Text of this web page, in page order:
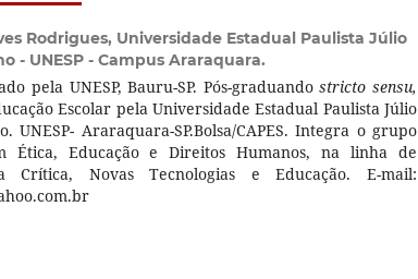
Rodrigues, Universidade Estadual Paulista Júlio
- UNESP - Campus Araraquara.
pela UNESP, Bauru-SP. Pós-graduandostricto sensu,
Escolar pela Universidade Estadual Paulista Júlio
UNESP- Araraquara-SP.Bolsa/CAPES. Integra o grupo
Ética, Educação e Direitos Humanos, na linha de
Crítica, Novas Tecnologias e Educação. E-mail: